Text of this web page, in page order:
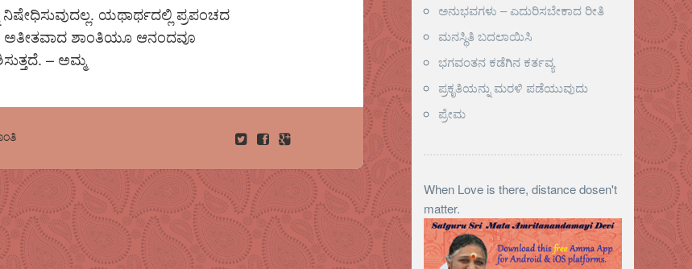
ಯಥಾರ್ಥದಲ್ಲಿ ಪ್ರಪಂಚದ
ಅತೀತವಾದ ಶಾಂತಿಯೂ ಆನಂದವೂ
– ಅಮ್ಮ
ಅನುಭವಗಳು – ಎದುರಿಸಬೇಕಾದ ರೀತಿ
ಮನಸ್ಥಿತಿ ಬದಲಾಯಿಸಿ
ಭಗವಂತನ ಕಡೆಗಿನ ಕರ್ತವ್ಯ
ಪ್ರಕೃತಿಯನ್ನು ಮರಳಿ ಪಡೆಯುವುದು
ಪ್ರೇಮ
When Love is there, distance dosen't
matter.